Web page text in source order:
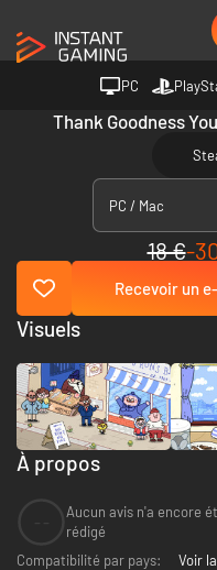
PC
Thank Goodness
PC / Mac
18 €-
Recevoir un
À propos
Aucun avis n'a encore
rédigé
Compatibilité par pays:
Voir
Visuels